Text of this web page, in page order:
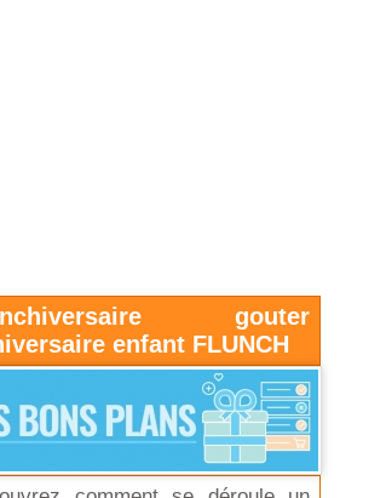
gouter
enfant FLUNCH